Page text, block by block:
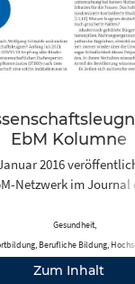
EbM Kolumne
2016
Netzwerk im Journal
unter der Rubrik
zu aktuellen EbM-
werden teilweise auch
Gesundheit,
Berufliche Bildung,
Zum Inhalt